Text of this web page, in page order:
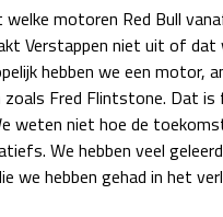
motoren Red Bull
Verstappen niet uit of dat
hebben we een motor,
Fred Flintstone. Dat is
weten niet hoe de
We hebben veel
we hebben gehad in het